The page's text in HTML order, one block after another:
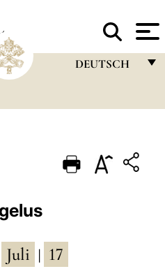
DEUTSCH
PORTUGUÊS
Juli 17